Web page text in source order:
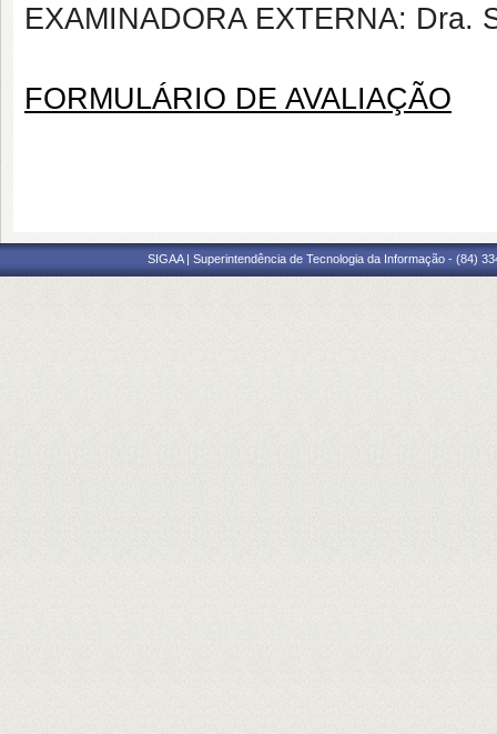
EXAMINADORA EXTERNA: Dra.
FORMULÁRIO DE AVALIAÇÃO
SIGAA | Superintendência de Tecnologia da Informação - (84)